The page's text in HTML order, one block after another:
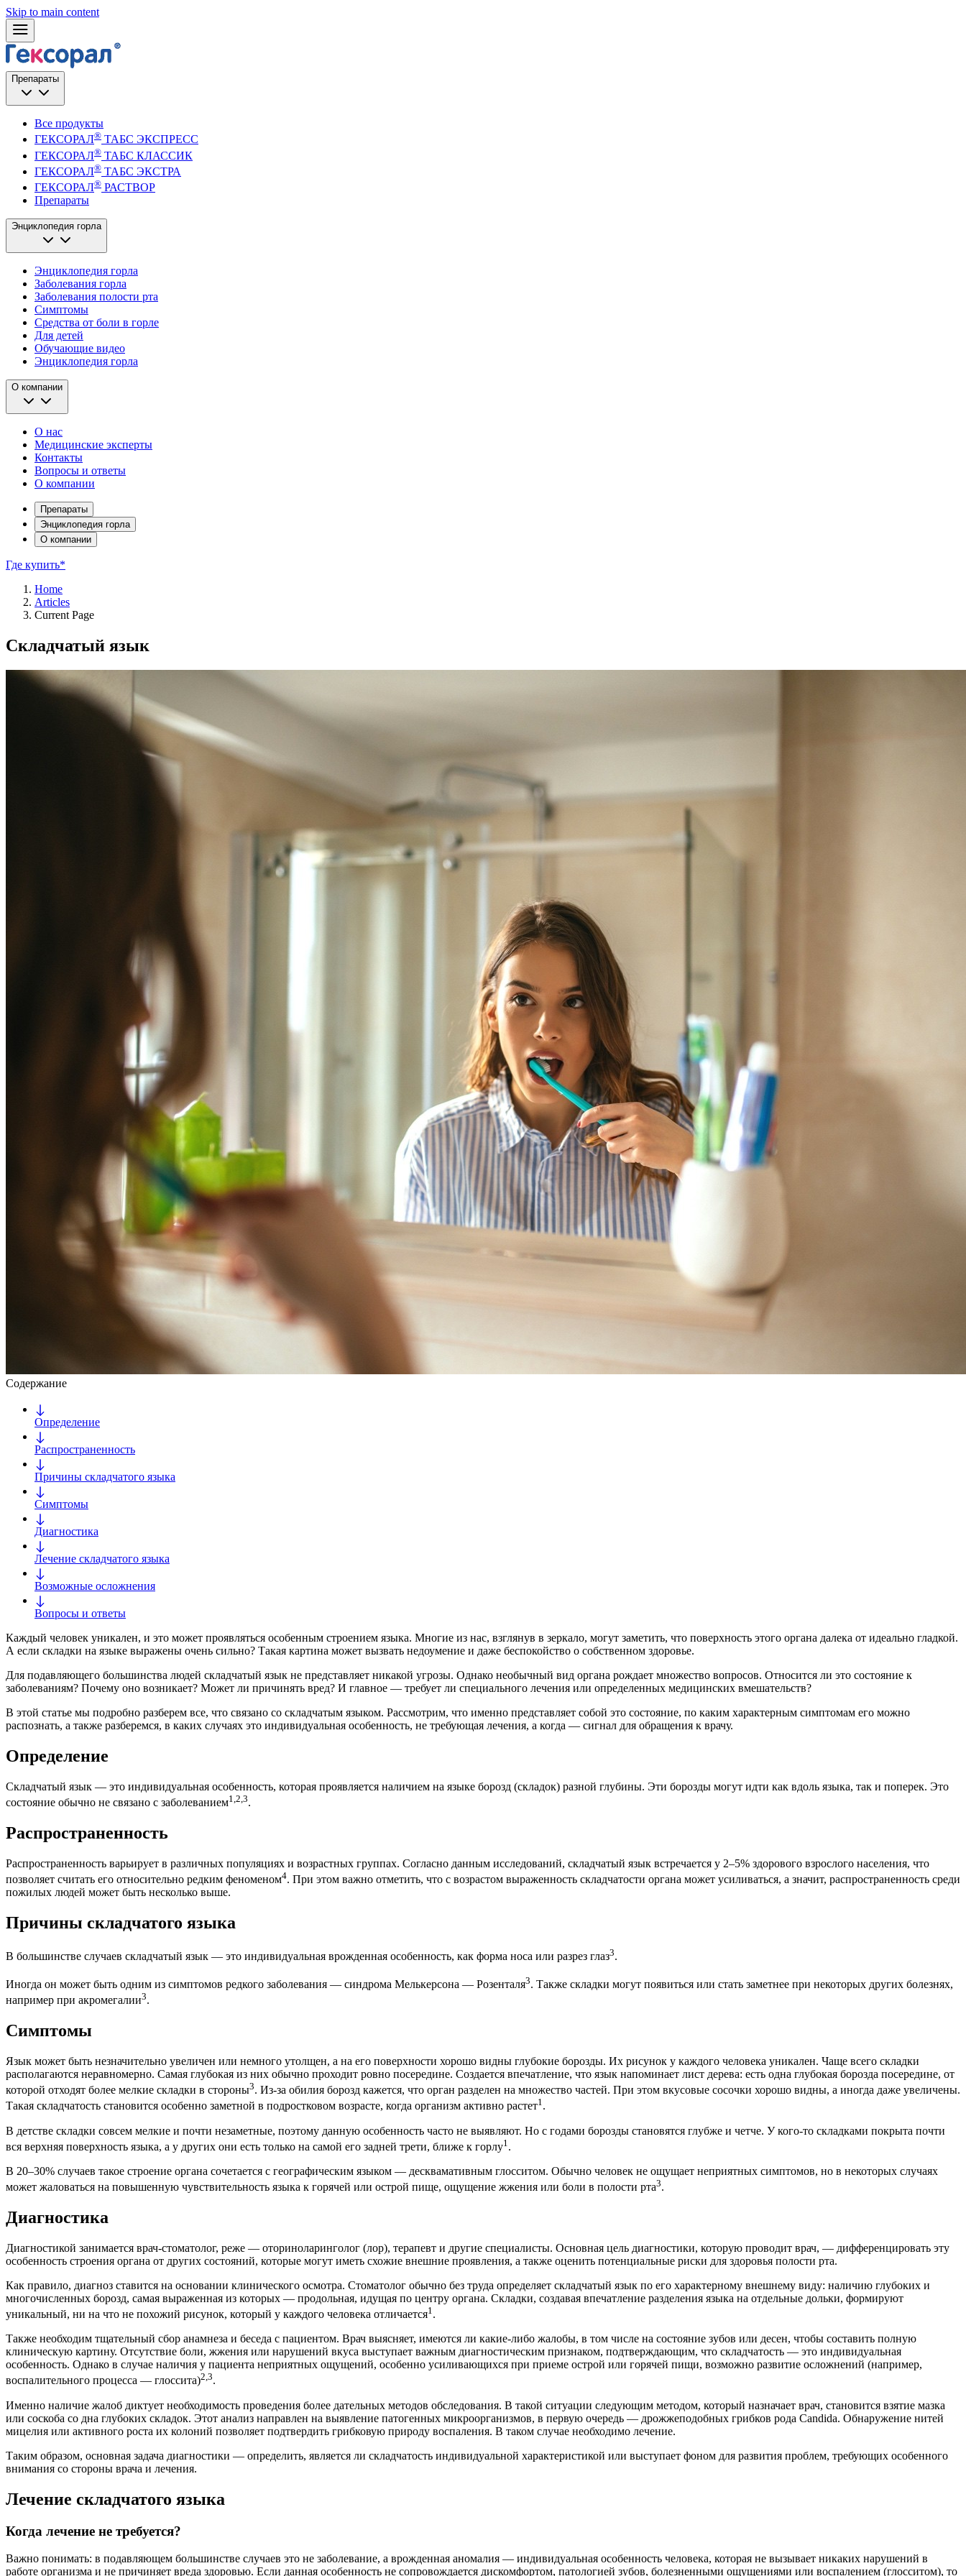
Skip to main content
Препараты
Все продукты
ГЕКСОРАЛ® ТАБС ЭКСПРЕСС
ГЕКСОРАЛ® ТАБС КЛАССИК
ГЕКСОРАЛ® ТАБС ЭКСТРА
ГЕКСОРАЛ® РАСТВОР
Препараты
Энциклопедия горла
Энциклопедия горла
Заболевания горла
Заболевания полости рта
Симптомы
Средства от боли в горле
Для детей
Обучающие видео
Энциклопедия горла
О компании
О нас
Медицинские эксперты
Контакты
Вопросы и ответы
О компании
Препараты
Энциклопедия горла
О компании
Где купить*
Home
Articles
Current Page
Складчатый язык
Содержание
Определение
Распространенность
Причины складчатого языка
Симптомы
Диагностика
Лечение складчатого языка
Возможные осложнения
Вопросы и ответы
Каждый человек уникален, и это может проявляться особенным строением языка. Многие из нас, взглянув в зеркало, могут заметить, что поверхность этого органа далека от идеально гладкой.
А если складки на языке выражены очень сильно? Такая картина может вызвать недоумение и даже беспокойство о собственном здоровье.
Для подавляющего большинства людей складчатый язык не представляет никакой угрозы. Однако необычный вид органа рождает множество вопросов. Относится ли это состояние к
заболеваниям? Почему оно возникает? Может ли причинять вред? И главное — требует ли специального лечения или определенных медицинских вмешательств?
В этой статье мы подробно разберем все, что связано со складчатым языком. Рассмотрим, что именно представляет собой это состояние, по каким характерным симптомам его можно
распознать, а также разберемся, в каких случаях это индивидуальная особенность, не требующая лечения, а когда — сигнал для обращения к врачу.
Определение
Складчатый язык — это индивидуальная особенность, которая проявляется наличием на языке борозд (складок) разной глубины. Эти борозды могут идти как вдоль языка, так и поперек. Это
состояние обычно не связано с заболеванием1,2,3.
Распространенность
Распространенность варьирует в различных популяциях и возрастных группах. Согласно данным исследований, складчатый язык встречается у 2–5% здорового взрослого населения, что
позволяет считать его относительно редким феноменом4. При этом важно отметить, что с возрастом выраженность складчатости органа может усиливаться, а значит, распространенность среди
пожилых людей может быть несколько выше.
Причины складчатого языка
В большинстве случаев складчатый язык — это индивидуальная врожденная особенность, как форма носа или разрез глаз3.
Иногда он может быть одним из симптомов редкого заболевания — синдрома Мелькерсона — Розенталя3. Также складки могут появиться или стать заметнее при некоторых других болезнях,
например при акромегалии3.
Симптомы
Язык может быть незначительно увеличен или немного утолщен, а на его поверхности хорошо видны глубокие борозды. Их рисунок у каждого человека уникален. Чаще всего складки
располагаются неравномерно. Самая глубокая из них обычно проходит ровно посередине. Создается впечатление, что язык напоминает лист дерева: есть одна глубокая борозда посередине, от
которой отходят более мелкие складки в стороны3. Из-за обилия борозд кажется, что орган разделен на множество частей. При этом вкусовые сосочки хорошо видны, а иногда даже увеличены.
Такая складчатость становится особенно заметной в подростковом возрасте, когда организм активно растет1.
В детстве складки совсем мелкие и почти незаметные, поэтому данную особенность часто не выявляют. Но с годами борозды становятся глубже и четче. У кого-то складками покрыта почти
вся верхняя поверхность языка, а у других они есть только на самой его задней трети, ближе к горлу1 .
В 20–30% случаев такое строение органа сочетается с географическим языком — десквамативным глосситом. Обычно человек не ощущает неприятных симптомов, но в некоторых случаях
может жаловаться на повышенную чувствительность языка к горячей или острой пище, ощущение жжения или боли в полости рта3.
Диагностика
Диагностикой занимается врач-стоматолог, реже — оториноларинголог (лор), терапевт и другие специалисты. Основная цель диагностики, которую проводит врач, — дифференцировать эту
особенность строения органа от других состояний, которые могут иметь схожие внешние проявления, а также оценить потенциальные риски для здоровья полости рта.
Как правило, диагноз ставится на основании клинического осмотра. Стоматолог обычно без труда определяет складчатый язык по его характерному внешнему виду: наличию глубоких и
многочисленных борозд, самая выраженная из которых — продольная, идущая по центру органа. Складки, создавая впечатление разделения языка на отдельные дольки, формируют
уникальный, ни на что не похожий рисунок, который у каждого человека отличается1.
Также необходим тщательный сбор анамнеза и беседа с пациентом. Врач выясняет, имеются ли какие-либо жалобы, в том числе на состояние зубов или десен, чтобы составить полную
клиническую картину. Отсутствие боли, жжения или нарушений вкуса выступает важным диагностическим признаком, подтверждающим, что складчатость — это индивидуальная
особенность. Однако в случае наличия у пациента неприятных ощущений, особенно усиливающихся при приеме острой или горячей пищи, возможно развитие осложнений (например,
воспалительного процесса — глоссита)2,3.
Именно наличие жалоб диктует необходимость проведения более дательных методов обследования. В такой ситуации следующим методом, который назначает врач, становится взятие мазка
или соскоба со дна глубоких складок. Этот анализ направлен на выявление патогенных микроорганизмов, в первую очередь — дрожжеподобных грибков рода Candida. Обнаружение нитей
мицелия или активного роста их колоний позволяет подтвердить грибковую природу воспаления. В таком случае необходимо лечение.
Таким образом, основная задача диагностики — определить, является ли складчатость индивидуальной характеристикой или выступает фоном для развития проблем, требующих особенного
внимания со стороны врача и лечения.
Лечение складчатого языка
Когда лечение не требуется?
Важно понимать: в подавляющем большинстве случаев это не заболевание, а врожденная аномалия — индивидуальная особенность человека, которая не вызывает никаких нарушений в
работе организма и не причиняет вреда здоровью. Если данная особенность не сопровождается дискомфортом, патологией зубов, болезненными ощущениями или воспалением (глосситом), то